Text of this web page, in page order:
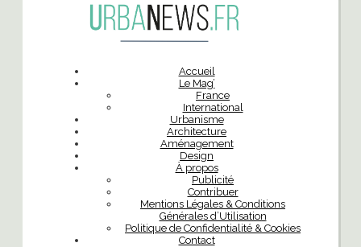
Accueil
Le Mag’
France
International
Urbanisme
Architecture
Aménagement
Design
À propos
Publicité
Contribuer
Mentions Légales & Conditions
Générales d’Utilisation
Politique de Confidentialité & Cookies
Contact